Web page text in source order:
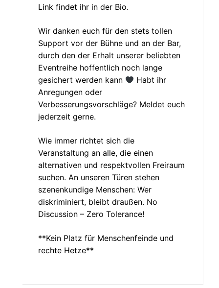
Link findet ihr in der Bio.
Wir danken euch für den stets tollen
Support vor der Bühne und an der Bar,
durch den der Erhalt unserer beliebten
Eventreihe hoffentlich noch lange
gesichert werden kann
Habt ihr
Anregungen oder
Verbesserungsvorschläge? Meldet euch
jederzeit gerne.
Wie immer richtet sich die
Veranstaltung an alle, die einen
alternativen und respektvollen Freiraum
suchen. An unseren Türen stehen
szenenkundige Menschen: Wer
diskriminiert, bleibt draußen. No
Discussion – Zero Tolerance!
**Kein Platz für Menschenfeinde und
rechte Hetze**